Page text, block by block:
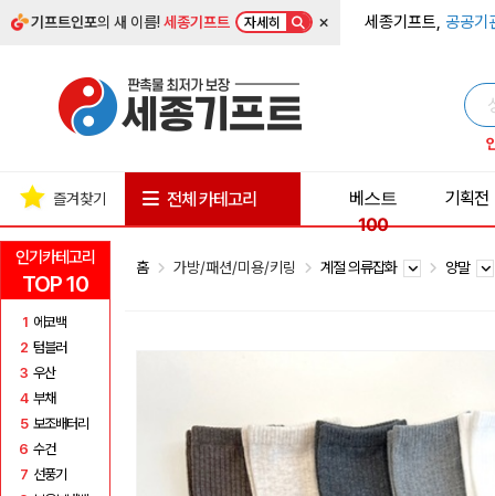
기프트인포의 새 이름!세종기프트 자세히 × 세종기프트, 공공기
인기카테고리
TOP 10
1 에코백
2 텀블러
3 우산
4 부채
5 보조배터리
6 수건
7 선풍기
즐겨찾기 전체 카테고리
베스트
100
기획전
홈 가방/패션/미용/키링 계절 의류잡화 양말